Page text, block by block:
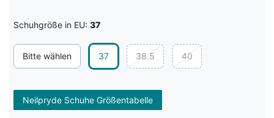
Schuhgröße in EU: 37
Bitte wählen 37 38.5 40
Neilpryde Schuhe Größentabelle